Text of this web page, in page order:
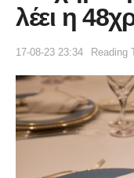
λέει η
17-08-23 23:34 Reading